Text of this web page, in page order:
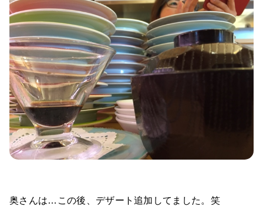
奥さんは…この後、デザート追加してました。笑